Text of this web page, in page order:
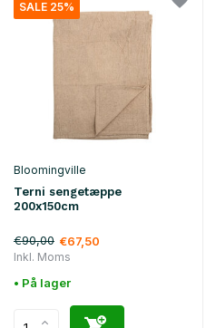
SALE 25%
Bloomingville
Terni sengetæppe
200x150cm
€90,00 €67,50
Inkl. Moms
• På lager